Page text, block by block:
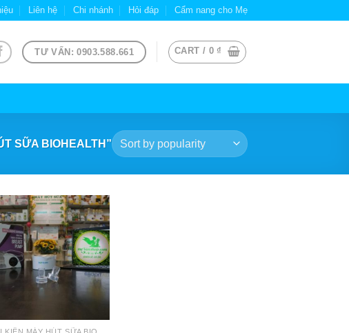
Liên hệ Chi nhánh Hỏi đáp Cẩm nang cho Mẹ
TƯ VẤN: 0903.588.661 CART / 0 ₫
SỮA BIOHEALTH”